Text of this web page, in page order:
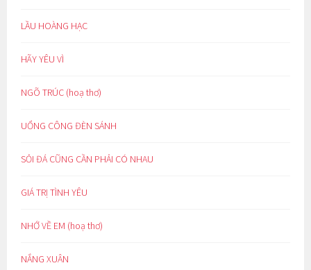
LẦU HOÀNG HẠC
HÃY YÊU VÌ
NGÕ TRÚC (hoạ thơ)
UỔNG CÔNG ĐÈN SÁNH
SỎI ĐÁ CŨNG CẦN PHẢI CÓ NHAU
GIÁ TRỊ TÌNH YÊU
NHỚ VỀ EM (hoạ thơ)
NẮNG XUÂN